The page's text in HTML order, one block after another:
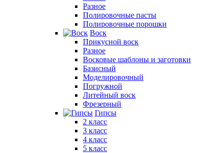
Разное
Полировочные пасты
Полировочные порошки
Воск
Прикусной воск
Разное
Восковые шаблоны и заготовки
Базисный
Моделировочный
Погружной
Литейный воск
Фрезерный
Гипсы
2 класс
3 класс
4 класс
5 класс